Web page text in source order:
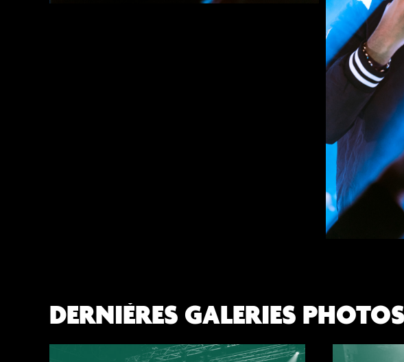
DERNIÈRES GALERIES PHOTOS